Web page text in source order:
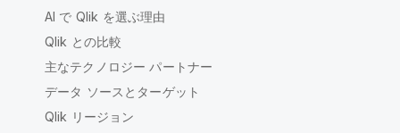
AI で Qlik を選ぶ理由
Qlik との比較
主なテクノロジー パートナー
データ ソースとターゲット
Qlik リージョン